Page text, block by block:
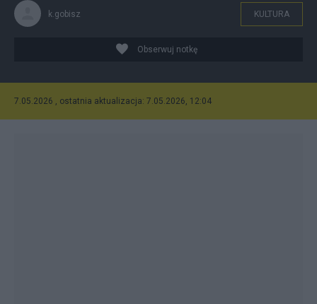
k.gobisz KULTURA
Obserwuj notkę
7.05.2026 , ostatnia aktualizacja: 7.05.2026, 12:04